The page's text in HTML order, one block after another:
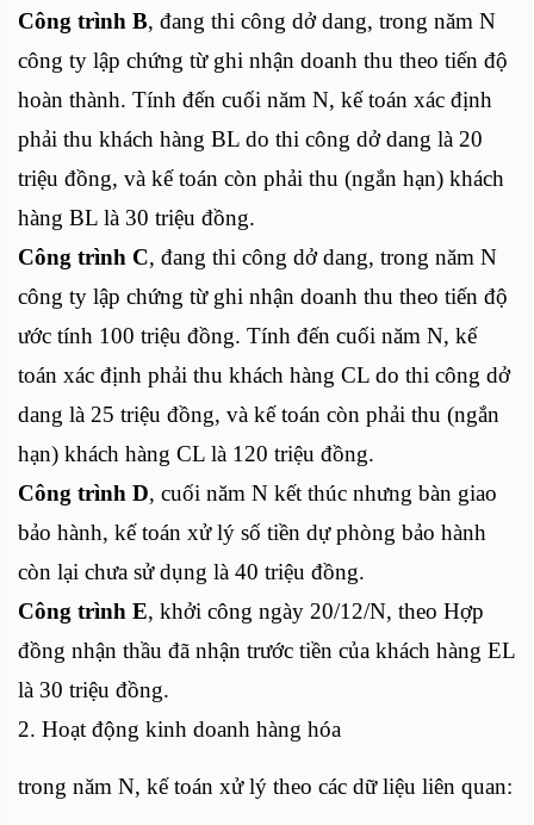
Công trình B, đang thi công dở dang, trong năm N
công ty lập chứng từ ghi nhận doanh thu theo tiến độ
hoàn thành. Tính đến cuối năm N, kế toán xác định
phải thu khách hàng BL do thi công dở dang là 20
triệu đồng, và kế toán còn phải thu (ngắn hạn) khách
hàng BL là 30 triệu đồng.
Công trình C, đang thi công dở dang, trong năm N
công ty lập chứng từ ghi nhận doanh thu theo tiến độ
ước tính 100 triệu đồng. Tính đến cuối năm N, kế
toán xác định phải thu khách hàng CL do thi công dở
dang là 25 triệu đồng, và kế toán còn phải thu (ngắn
hạn) khách hàng CL là 120 triệu đồng.
Công trình D, cuối năm N kết thúc nhưng bàn giao
bảo hành, kế toán xử lý số tiền dự phòng bảo hành
còn lại chưa sử dụng là 40 triệu đồng.
Công trình E, khởi công ngày 20/12/N, theo Hợp
đồng nhận thầu đã nhận trước tiền của khách hàng EL
là 30 triệu đồng.
2. Hoạt động kinh doanh hàng hóa
trong năm N, kế toán xử lý theo các dữ liệu liên quan: